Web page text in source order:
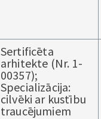
Sertificēta
arhitekte (Nr. 1-
00357);
Specializācija:
cilvēki ar kustību
traucējumiem